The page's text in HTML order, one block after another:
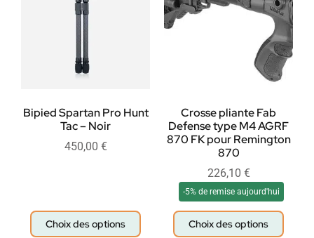
Bipied Spartan Pro Hunt
Tac – Noir
450,00 €
Choix des options
Crosse pliante Fab
Defense type M4 AGRF
870 FK pour Remington
870
226,10 €
-5% de remise aujourd'hui
Choix des options